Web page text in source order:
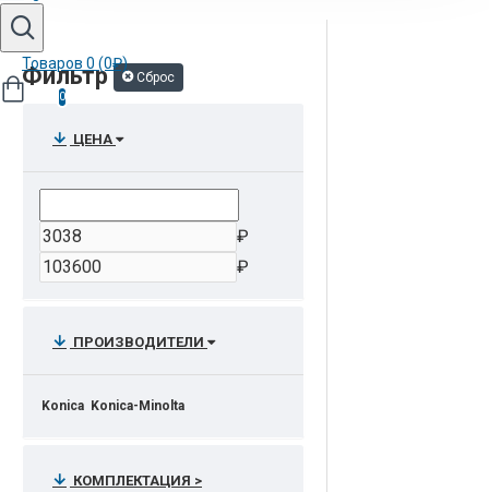
Товаров 0 (0₽)
0
Фильтр Сброс
ЦЕНА
₽
₽
ПРОИЗВОДИТЕЛИ
Konica Konica-Minolta
КОМПЛЕКТАЦИЯ >